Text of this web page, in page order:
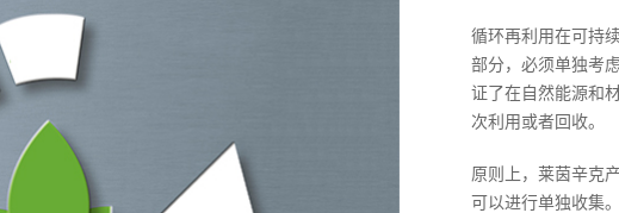
循环再利用在可持
部分，必须单独考
证了在自然能源和
次利用或者回收。
原则上，莱茵辛克
可以进行单独收集